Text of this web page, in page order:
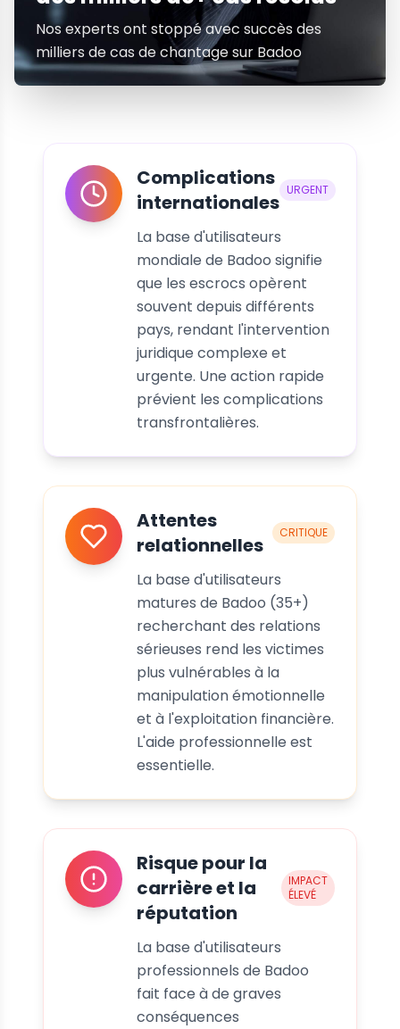
Nos experts ont stoppé avec succès des
milliers de cas de chantage sur Badoo
Complications
internationales
URGENT
La base d'utilisateurs
mondiale de Badoo signifie
que les escrocs opèrent
souvent depuis différents
pays, rendant l'intervention
juridique complexe et
urgente. Une action rapide
prévient les complications
transfrontalières.
Attentes
relationnelles
CRITIQUE
La base d'utilisateurs
matures de Badoo (35+)
recherchant des relations
sérieuses rend les victimes
plus vulnérables à la
manipulation émotionnelle
et à l'exploitation financière.
L'aide professionnelle est
essentielle.
Risque pour la
carrière et la
réputation
IMPACT
ÉLEVÉ
La base d'utilisateurs
professionnels de Badoo
fait face à de graves
conséquences